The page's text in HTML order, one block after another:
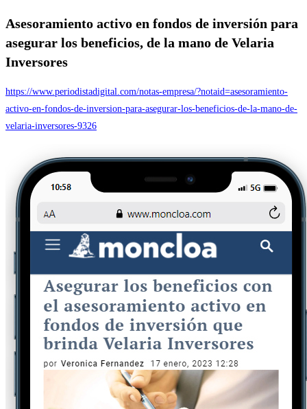
Asesoramiento activo en fondos de inversión para
asegurar los beneficios, de la mano de Velaria
Inversores
https://www.periodistadigital.com/notas-empresa/?notaid=asesoramiento-
activo-en-fondos-de-inversion-para-asegurar-los-beneficios-de-la-mano-de-
velaria-inversores-9326